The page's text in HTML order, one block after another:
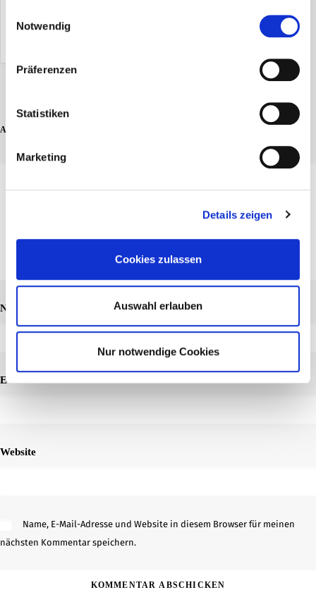
Notwendig
Präferenzen
Statistiken
Marketing
Details zeigen
Cookies zulassen
Auswahl erlauben
Nur notwendige Cookies
ADD COMMENT
Name
E-Mail-Adresse
Website
Name, E-Mail-Adresse und Website in diesem Browser für meinen
nächsten Kommentar speichern.